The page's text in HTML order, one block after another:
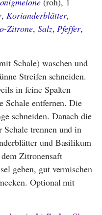
,Korianderblätter,
Zitrone, Salz,Pfeffer,
Schale) waschen und
Streifen schneiden.
in feine Spalten
Schale entfernen. Die
schneiden. Danach die
Schale trennen und in
und Basilikum
Zitronensaft
geben, gut vermischen
Optional mit